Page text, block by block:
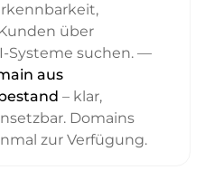
über
Systeme suchen. —
aus
– klar,
Domains
zur Verfügung.